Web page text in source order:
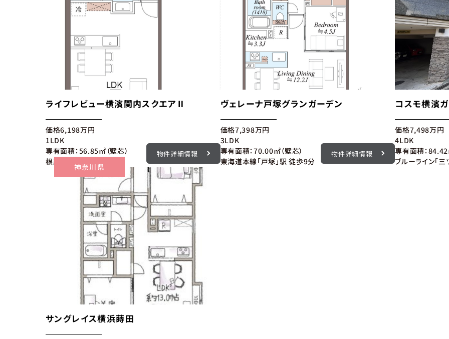
ライフレビュー横濱関内スクエアⅡ
価格6,198万円
1LDK
専有面積：56.85㎡（壁芯）
根岸線「関内」駅 徒歩9分
物件詳細情報
ヴェレーナ戸塚グランガーデン
価格7,398万円
3LDK
専有面積：70.00㎡（壁芯）
東海道本線「戸塚」駅 徒歩9分
物件詳細情報
コスモ横濱
価格7,498万円
4LDK
専有面積：84.42
神奈川県
サングレイス横浜蒔田